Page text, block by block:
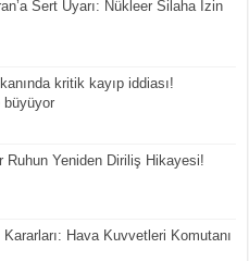
Sert Uyarı: Nükleer Silaha İzin
kritik kayıp iddiası!
büyüyor
Ruhun Yeniden Diriliş Hikayesi!
Hava Kuvvetleri Komutanı